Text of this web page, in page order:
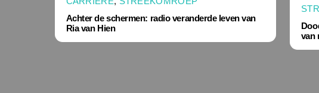
Achter de schermen: radio veranderde leven van
Ria van Hien
van